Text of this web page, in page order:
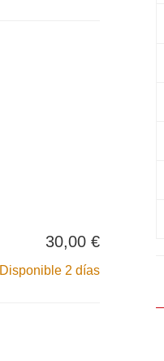
30,00 €
Disponible 2 días